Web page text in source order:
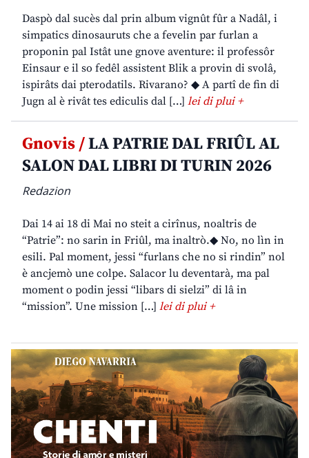
Daspò dal sucès dal prin album vignût fûr a Nadâl, i
simpatics dinosauruts che a fevelin par furlan a
proponin pal Istât une gnove aventure: il professôr
Einsaur e il so fedêl assistent Blik a provin di svolâ,
ispirâts dai pterodatils. Rivarano? ◆ A partî de fin di
Jugn al è rivât tes ediculis dal […] lei di plui +
Gnovis /LA PATRIE DAL FRIÛL AL
SALON DAL LIBRI DI TURIN 2026
Redazion
Dai 14 ai 18 di Mai no steit a cirînus, noaltris de
“Patrie”: no sarin in Friûl, ma inaltrò.◆ No, no lìn in
esili. Pal moment, jessi “furlans che no si rindin” nol
è ancjemò une colpe. Salacor lu deventarà, ma pal
moment o podin jessi “libars di sielzi” di lâ in
“mission”. Une mission […] lei di plui +